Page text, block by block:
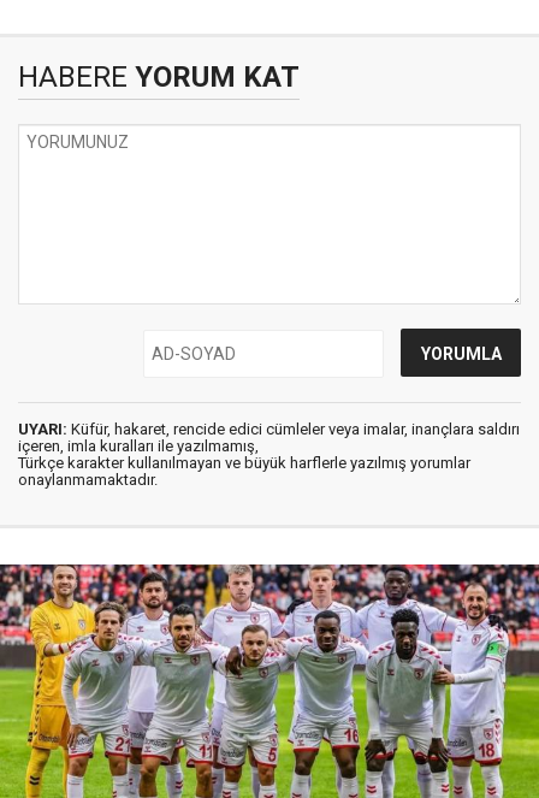
HABERE YORUM KAT
UYARI: Küfür, hakaret, rencide edici cümleler veya imalar, inançlara saldırı
içeren, imla kuralları ile yazılmamış,
Türkçe karakter kullanılmayan ve büyük harflerle yazılmış yorumlar
onaylanmamaktadır.